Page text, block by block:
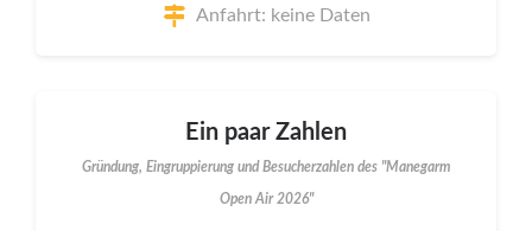
Anfahrt: keine Daten
Ein paar Zahlen
Gründung, Eingruppierung und Besucherzahlen des "Manegarm
Open Air 2026"